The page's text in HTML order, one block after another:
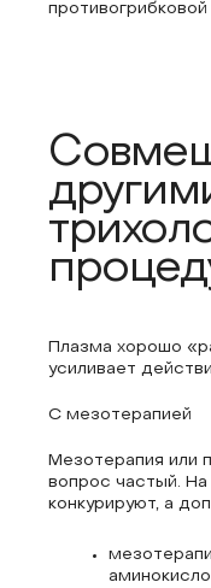
противогрибковой
Плазма хорошо
усиливает
С мезотерапией
Мезотерапия или
вопрос частый.
конкурируют, а